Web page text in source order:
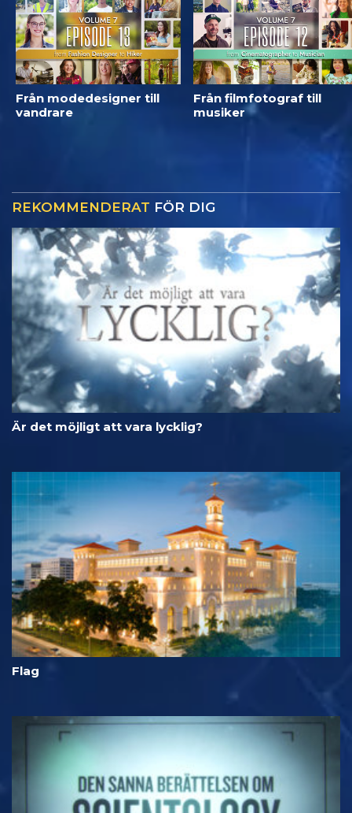
Från modedesigner till
vandrare
Från filmfotograf till
musiker
REKOMMENDERAT FÖR DIG
Är det möjligt att vara lycklig?
Flag